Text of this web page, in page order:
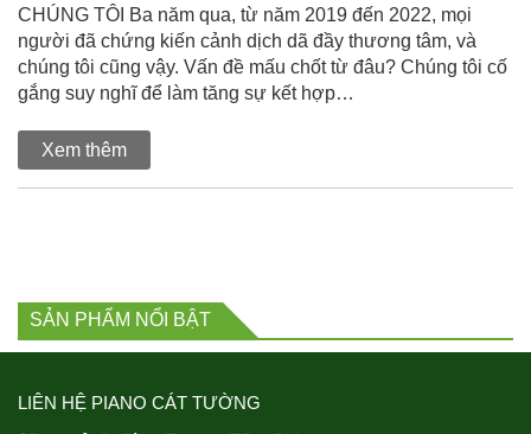
CHÚNG TÔI Ba năm qua, từ năm 2019 đến 2022, mọi
người đã chứng kiến cảnh dịch dã đầy thương tâm, và
chúng tôi cũng vậy. Vấn đề mấu chốt từ đâu? Chúng tôi cố
gắng suy nghĩ để làm tăng sự kết hợp…
Xem thêm
SẢN PHẨM NỔI BẬT
LIÊN HỆ PIANO CÁT TƯỜNG